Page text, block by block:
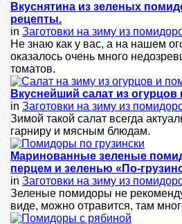
Вкуснятина из зеленых
рецепты.
in Заготовки на зиму из
Не знаю как у вас, а на нашем
оказалось очень много
томатов.
Вкуснейший салат из
in Заготовки на зиму из
Зимой такой салат всегда
гарниру и мясным блюдам.
Маринованные зеленые
перцем и зеленью «По-
in Заготовки на зиму из
Зеленые помидоры не
виде, можно отравится, там